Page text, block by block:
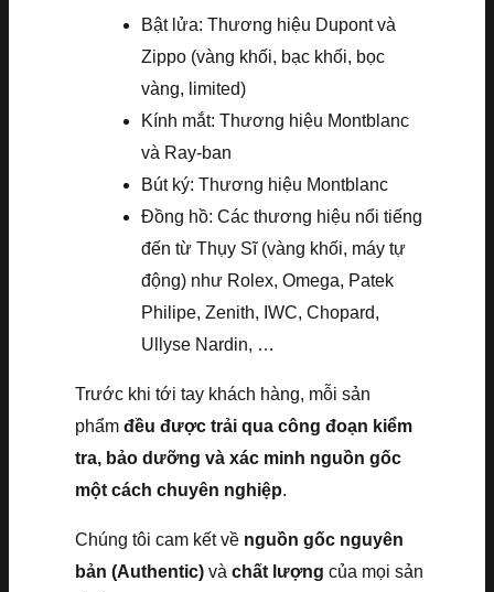
Bật lửa: Thương hiệu Dupont và
Zippo (vàng khối, bạc khối, bọc
vàng, limited)
Kính mắt: Thương hiệu Montblanc
và Ray-ban
Bút ký: Thương hiệu Montblanc
Đồng hồ: Các thương hiệu nổi tiếng
đến từ Thụy Sĩ (vàng khối, máy tự
động) như Rolex, Omega, Patek
Philipe, Zenith, IWC, Chopard,
Ullyse Nardin, …
Trước khi tới tay khách hàng, mỗi sản
phẩm đều được trải qua công đoạn kiểm
tra, bảo dưỡng và xác minh nguồn gốc
một cách chuyên nghiệp.
Chúng tôi cam kết về nguồn gốc nguyên
bản (Authentic) và chất lượng của mọi sản